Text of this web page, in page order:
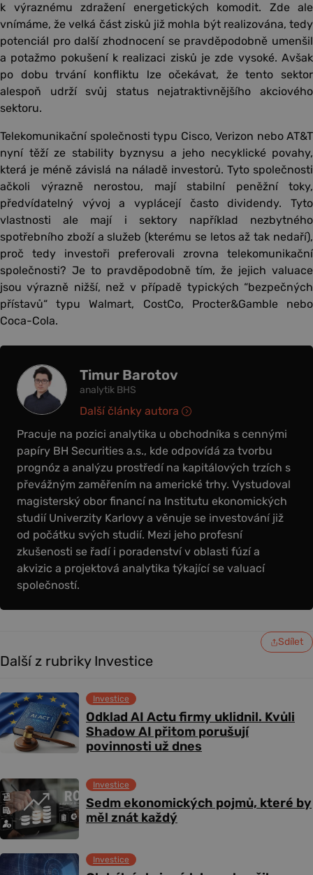
k výraznému zdražení energetických komodit. Zde ale
vnímáme, že velká část zisků již mohla být realizována, tedy
potenciál pro další zhodnocení se pravděpodobně umenšil
a potažmo pokušení k realizaci zisků je zde vysoké. Avšak
po dobu trvání konfliktu lze očekávat, že tento sektor
alespoň udrží svůj status nejatraktivnějšího akciového
sektoru.
Telekomunikační společnosti typu Cisco, Verizon nebo AT&T
nyní těží ze stability byznysu a jeho necyklické povahy,
která je méně závislá na náladě investorů. Tyto společnosti
ačkoli výrazně nerostou, mají stabilní peněžní toky,
předvídatelný vývoj a vyplácejí často dividendy. Tyto
vlastnosti ale mají i sektory například nezbytného
spotřebního zboží a služeb (kterému se letos až tak nedaří),
proč tedy investoři preferovali zrovna telekomunikační
společnosti? Je to pravděpodobně tím, že jejich valuace
jsou výrazně nižší, než v případě typických “bezpečných
přístavů“ typu Walmart, CostCo, Procter&Gamble nebo
Coca-Cola.
Timur Barotov
analytik BHS
Pracuje na pozici analytika u obchodníka s cennými
papíry BH Securities a.s., kde odpovídá za tvorbu
prognóz a analýzu prostředí na kapitálových trzích s
převážným zaměřením na americké trhy. Vystudoval
magisterský obor financí na Institutu ekonomických
studií Univerzity Karlovy a věnuje se investování již
od počátku svých studií. Mezi jeho profesní
zkušenosti se řadí i poradenství v oblasti fúzí a
akvizic a projektová analytika týkající se valuací
společností.
Další články autora
Sdílet
Další z rubriky Investice
Odklad AI Actu firmy uklidnil. Kvůli
Shadow AI přitom porušují
povinnosti už dnes
Investice
Sedm ekonomických pojmů, které by
měl znát každý
Investice
Investice